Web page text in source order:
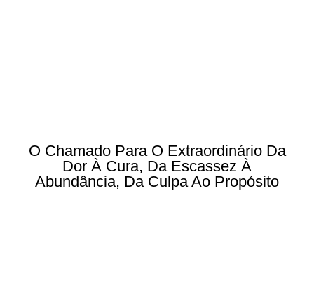
O Chamado Para O Extraordinário Da
Dor À Cura, Da Escassez À
Abundância, Da Culpa Ao Propósito